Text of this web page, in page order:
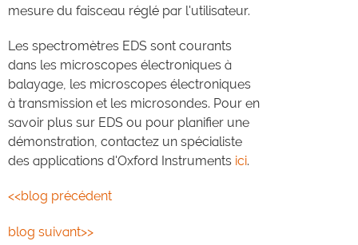
mesure du faisceau réglé par l'utilisateur.
Les spectromètres EDS sont courants
dans les microscopes électroniques à
balayage, les microscopes électroniques
à transmission et les microsondes. Pour en
savoir plus sur EDS ou pour planifier une
démonstration, contactez un spécialiste
des applications d'Oxford Instruments ici.
<<blog précédent
blog suivant>>